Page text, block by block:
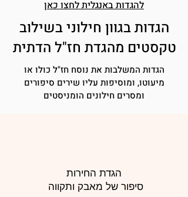
להגדות באנגלית לחצו כאן
הגדות בגוון חילוני בשילוב
טקסטים מהגדת חז"ל הדתית
הגדות המשלבות את נוסח חז"ל כולו או
מיעוטו, ומוסיפות עליו שירים סיפורים
ומסרים חילונים הומניסטים
הגדת החירות
סיפור של מאבק ותקווה